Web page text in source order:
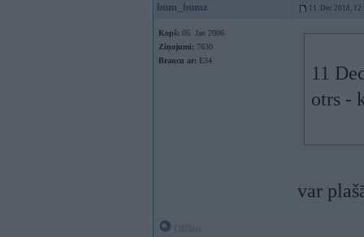
bum_bumz 11. Dec 2018,
Kopš: 05. Jan 2006
Ziņojumi: 7630
Braucu ar: E34
11
otrs -
var